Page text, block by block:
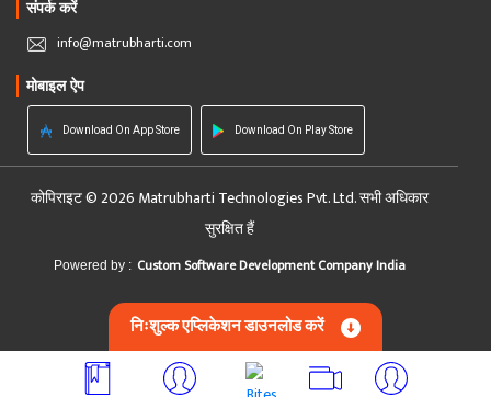
संपर्क करें
info@matrubharti.com
मोबाइल ऐप
Download On App Store Download On Play Store
कोपिराइट © 2026 Matrubharti Technologies Pvt. Ltd. सभी अधिकार
सुरक्षित हैं
Powered by : Custom Software Development Company India
निःशुल्क एप्लिकेशन डाउनलोड करें